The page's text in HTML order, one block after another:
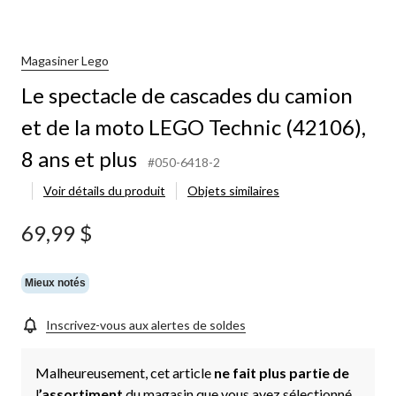
Magasiner Lego
Le spectacle de cascades du camion
et de la moto LEGO Technic (42106),
8 ans et plus
#050-6418-2
Voir détails du produit
Objets similaires
69,99 $
Mieux notés
Inscrivez-vous aux alertes de soldes
Malheureusement, cet article ne fait plus partie de